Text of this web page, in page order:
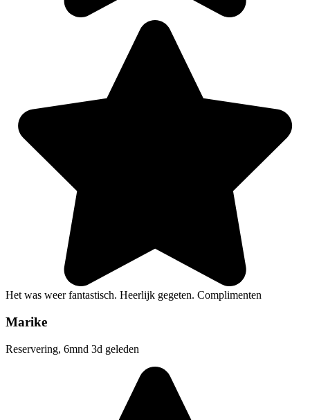
Het was weer fantastisch. Heerlijk gegeten. Complimenten
Marike
Reservering, 6mnd 3d geleden